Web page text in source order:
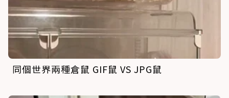
同個世界兩種倉鼠 GIF鼠 VS JPG鼠